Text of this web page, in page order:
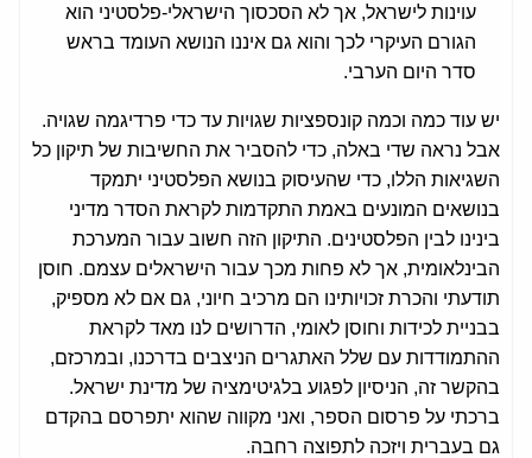
עוינות לישראל, אך לא הסכסוך הישראלי-פלסטיני הוא
הגורם העיקרי לכך והוא גם איננו הנושא העומד בראש
סדר היום הערבי.
יש עוד כמה וכמה קונספציות שגויות עד כדי פרדיגמה שגויה.
אבל נראה שדי באלה, כדי להסביר את החשיבות של תיקון כל
השגיאות הללו, כדי שהעיסוק בנושא הפלסטיני יתמקד
בנושאים המונעים באמת התקדמות לקראת הסדר מדיני
בינינו לבין הפלסטינים. התיקון הזה חשוב עבור המערכת
הבינלאומית, אך לא פחות מכך עבור הישראלים עצמם. חוסן
תודעתי והכרת זכויותינו הם מרכיב חיוני, גם אם לא מספיק,
בבניית לכידות וחוסן לאומי, הדרושים לנו מאד לקראת
ההתמודדות עם שלל האתגרים הניצבים בדרכנו, ובמרכזם,
בהקשר זה, הניסיון לפגוע בלגיטימציה של מדינת ישראל.
ברכתי על פרסום הספר, ואני מקווה שהוא יתפרסם בהקדם
גם בעברית ויזכה לתפוצה רחבה.